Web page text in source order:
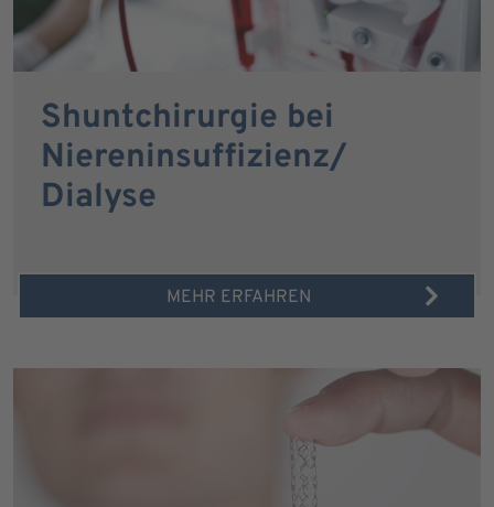
Shuntchirurgie bei
Niereninsuffizienz/
Dialyse
MEHR ERFAHREN